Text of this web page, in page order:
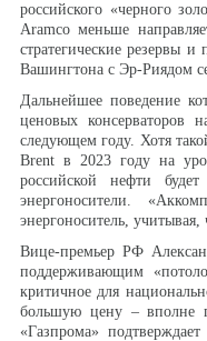
российского «черного
Aramco меньше
стратегические резервы
Вашингтона с Эр-Риядом
Дальнейшее поведение
ценовых
следующем году. Хотя
Brent в 2023 году на
российской нефти
энергоносители.
энергоноситель,
Вице-премьер РФ
поддерживающим
критичное для
большую цену – вполне
«Газпрома»